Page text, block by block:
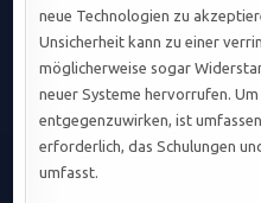
neue Technologien zu
Unsicherheit kann zu einer
möglicherweise sogar
neuer Systeme hervorrufen.
entgegenzuwirken, ist
erforderlich, das Schulungen
umfasst.